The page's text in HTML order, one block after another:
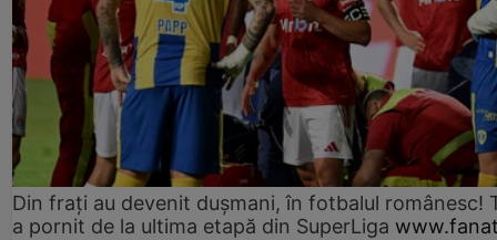
Din frați au devenit dușmani, în fotbalul românesc!
a pornit de la ultima etapă din SuperLiga